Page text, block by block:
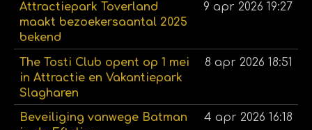
Attractiepark Toverland
maakt bezoekersaantal 2025
bekend
9 apr 2026 19:27
The Tosti Club opent op 1 mei
in Attractie en Vakantiepark
Slagharen
8 apr 2026 18:51
Beveiliging vanwege Batman
4 apr 2026 16:18